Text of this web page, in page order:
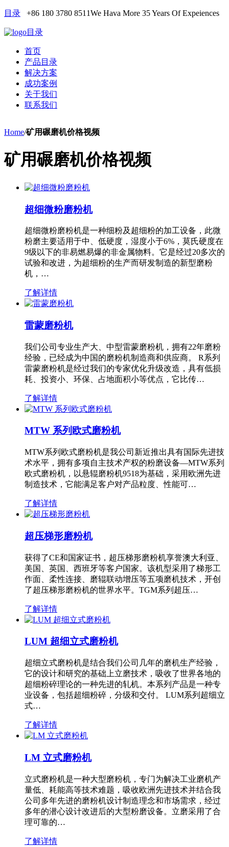
目录 +86 180 3780 8511We Hava More 35 Years Of Expeiences
目录
首页
产品目录
解决方案
成功案例
关于我们
联系我们
Home/矿用碾磨机价格视频
矿用碾磨机价格视频
超细微粉磨粉机
超细微粉磨粉机是一种细粉及超细粉的加工设备，此微
粉磨主要适用于中、低硬度，湿度小于6%，莫氏硬度在
9级以下的非易燃易爆的非金属物料。它是经过20多次的
试验和改进，为超细粉的生产而研发制造的新型磨粉
机，…
了解详情
雷蒙磨粉机
我们公司专业生产大、中型雷蒙磨粉机，拥有22年磨粉
经验，已经成为中国的磨粉机制造商和供应商。 R系列
雷蒙磨粉机是经过我们的专家优化升级改造，具有低损
耗、投资小、环保、占地面积小等优点，它比传…
了解详情
MTW 系列欧式磨粉机
MTW系列欧式磨粉机是我公司新近推出具有国际先进技
术水平，拥有多项自主技术产权的粉磨设备—MTW系列
欧式磨粉机，以悬辊磨粉机9518为基础，采用欧洲先进
制造技术，它能满足客户对产品粒度、性能可…
了解详情
超压梯形磨粉机
获得了CE和国家证书，超压梯形磨粉机享誉澳大利亚、
美国、英国、西班牙等客户国家。该机型采用了梯形工
作面、柔性连接、磨辊联动增压等五项磨机技术，开创
了超压梯形磨粉机的世界水平。TGM系列超压…
了解详情
LUM 超细立式磨粉机
超细立式磨粉机是结合我们公司几年的磨机生产经验，
它的设计和研究的基础上立磨技术，吸收了世界各地的
超细粉碎理论的一种先进的轧机。本系列产品是一种专
业设备，包括超细粉碎，分级和交付。 LUM系列超细立
式…
了解详情
LM 立式磨粉机
立式磨粉机是一种大型磨粉机，专门为解决工业磨机产
量低、耗能高等技术难题，吸收欧洲先进技术并结合我
公司多年先进的磨粉机设计制造理念和市场需求，经过
多年的潜心设计改进后的大型粉磨设备。立磨采用了合
理可靠的…
了解详情